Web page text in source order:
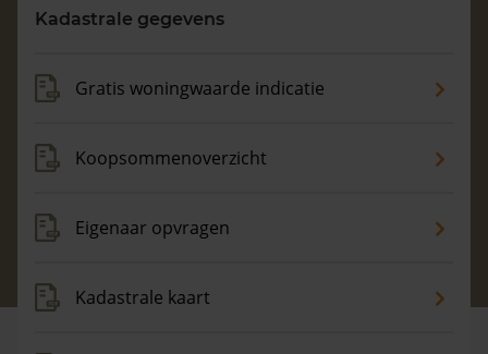
Maandag t/m vrijdag - 08:00 -18:00
Kadastrale gegevens
Gratis woningwaarde indicatie
Koopsommenoverzicht
Eigenaar opvragen
Kadastrale kaart